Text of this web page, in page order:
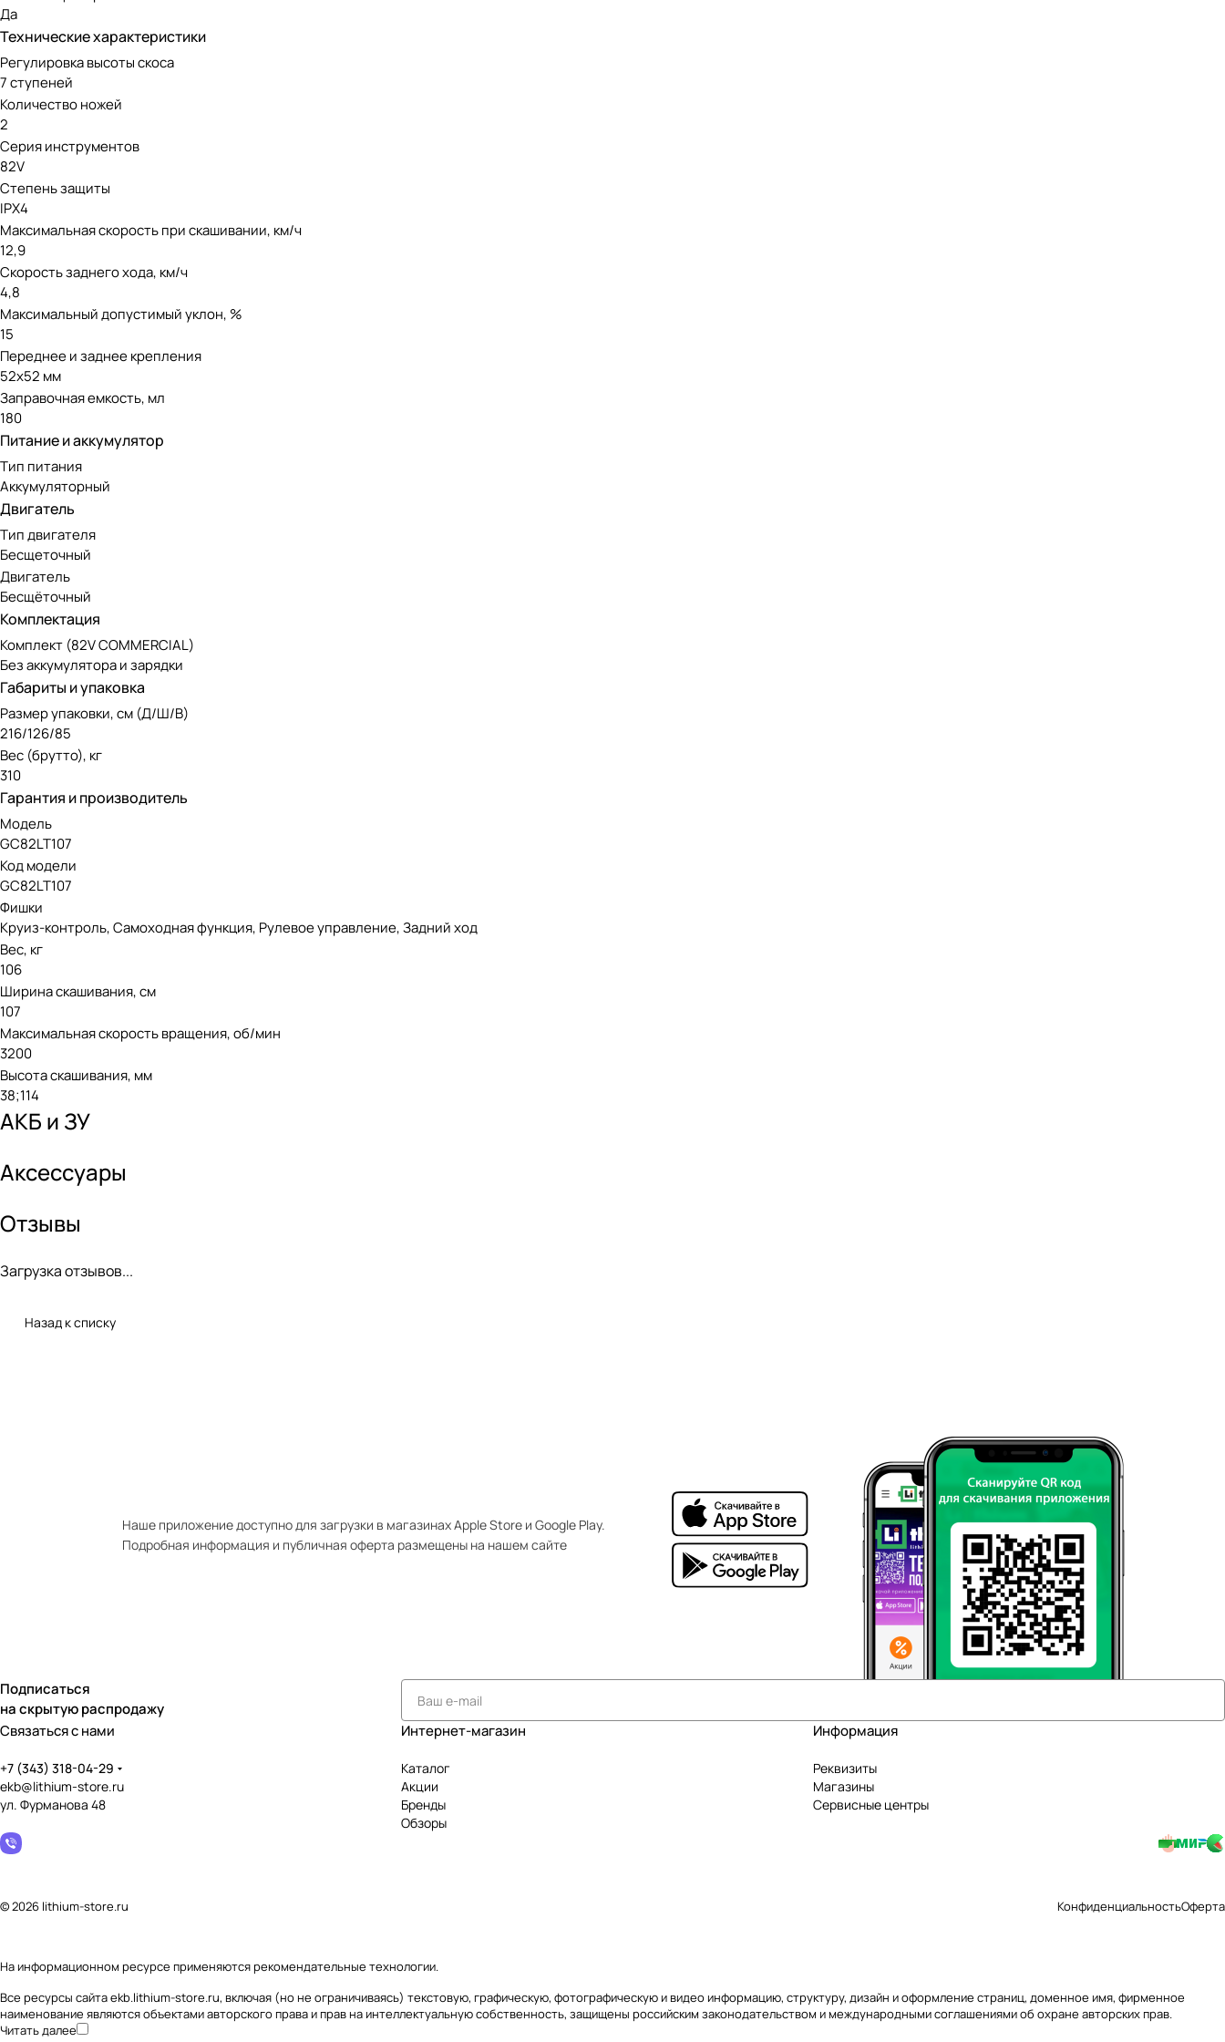
нуждается в сложном обслуживании, при этом экологичен и отличается пониженным уровнем шума и вибрации.
Аккумуляторная линейка Greenworks 82V Commercial
Модель работает от аккумуляторов 82V, совместимых с другими устройствами линейки Greenworks 82V Commercial. Это высококлассная техника, которая
отлично подойдет как для коммерческого использования, так и для работ на частных участках.
Да
Технические характеристики
Регулировка высоты скоса
7 ступеней
Количество ножей
2
Серия инструментов
82V
Степень защиты
IPX4
Максимальная скорость при скашивании, км/ч
12,9
Скорость заднего хода, км/ч
4,8
Максимальный допустимый уклон, %
15
Переднее и заднее крепления
52х52 мм
Заправочная емкость, мл
180
Питание и аккумулятор
Тип питания
Аккумуляторный
Двигатель
Тип двигателя
Бесщеточный
Двигатель
Бесщёточный
Комплектация
Комплект (82V COMMERCIAL)
Без аккумулятора и зарядки
Габариты и упаковка
Размер упаковки, см (Д/Ш/В)
216/126/85
Вес (брутто), кг
310
Гарантия и производитель
Модель
GC82LT107
Код модели
GC82LT107
Фишки
Круиз-контроль, Самоходная функция, Рулевое управление, Задний ход
Вес, кг
106
Ширина скашивания, см
107
Максимальная скорость вращения, об/мин
3200
Высота скашивания, мм
38;114
АКБ и ЗУ
Аксессуары
Отзывы
Загрузка отзывов...
Назад к списку
Наше приложение доступно для загрузки в магазинах Apple Store и Google Play.
Подробная информация и публичная оферта размещены на нашем сайте
Подписаться
на скрытую распродажу
Связаться с нами
+7 (343) 318-04-29
ekb@lithium-store.ru
ул. Фурманова 48
Интернет-магазин
Каталог
Акции
Бренды
Обзоры
Информация
Реквизиты
Магазины
Сервисные центры
© 2026 lithium-store.ru КонфиденциальностьОферта
На информационном ресурсе применяютсярекомендательные технологии.
Все ресурсы сайта ekb.lithium-store.ru, включая (но не ограничиваясь) текстовую, графическую, фотографическую и видео информацию, структуру, дизайн и оформление страниц, доменное имя, фирменное
наименование являются объектами авторского права и прав на интеллектуальную собственность, защищены российским законодательством и международными соглашениями об охране авторских прав.
Читать далее